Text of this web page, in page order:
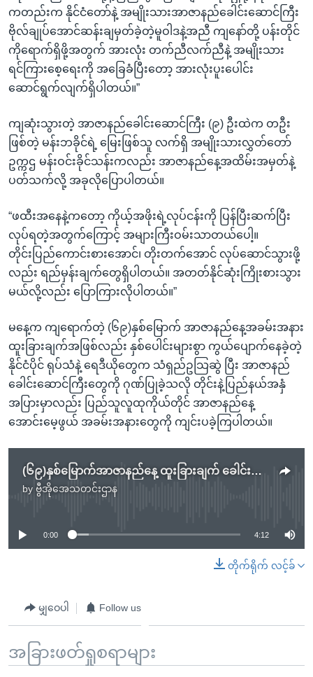
ကတည်းက နိုင်ငံတော်နဲ့ အမျိုးသားအာဇာနည်ခေါင်းဆောင်ကြီး
ဗိုလ်ချုပ်အောင်ဆန်းချမှတ်ခဲ့တဲ့မူဝါဒနဲ့အညီ ကျနော်တို့ ပန်းတိုင်
ကိုရောက်ရှိဖို့အတွက် အားလုံး တက်ညီလက်ညီနဲ့ အမျိုးသား
ရင်ကြားစေ့ရေးကို အခြေခံပြီးတော့ အားလုံးပူးပေါင်း
ဆောင်ရွက်လျက်ရှိပါတယ်။”
ကျဆုံးသွားတဲ့ အာဇာနည်ခေါင်းဆောင်ကြီး (၉) ဦးထဲက တဦး
ဖြစ်တဲ့ မန်းဘခိုင်ရဲ့ မြေးဖြစ်သူ လက်ရှိ အမျိုးသားလွှတ်တော်
ဥက္ကဌ မန်းဝင်းခိုင်သန်းကလည်း အာဇာနည်နေ့အထိမ်းအမှတ်နဲ့
ပတ်သက်လို့ အခုလိုပြောပါတယ်။
“ဖထီးအနေနဲ့ကတော့ ကိုယ့်အဖိုးရဲ့လုပ်ငန်းကို ပြန်ပြီးဆက်ပြီး
လုပ်ရတဲ့အတွက်ကြောင့် အများကြီးဝမ်းသာတယ်ပေါ့။
တိုင်းပြည်ကောင်းစားအောင်၊ တိုးတက်အောင် လုပ်ဆောင်သွားဖို့
လည်း ရည်မှန်းချက်တွေရှိပါတယ်။ အတတ်နိုင်ဆုံးကြိုးစားသွား
မယ်လို့လည်း ပြောကြားလိုပါတယ်။”
မနေ့က ကျရောက်တဲ့ (၆၉)နှစ်မြောက် အာဇာနည်နေ့အခမ်းအနား
ထူးခြားချက်အဖြစ်လည်း နှစ်ပေါင်းများစွာ ကွယ်ပျောက်နေခဲ့တဲ့
နိုင်ငံပိုင် ရုပ်သံနဲ့ ရေဒီယိုတွေက သံရှည်ဥသြဆွဲ ပြီး အာဇာနည်
ခေါင်းဆောင်ကြီးတွေကို ဂုဏ်ပြုခဲ့သလို တိုင်းနဲ့ပြည်နယ်အနှံ
အပြားမှာလည်း ပြည်သူလူထုကိုယ်တိုင် အာဇာနည်နေ့
အောင်းမေ့ဖွယ် အခမ်းအနားတွေကို ကျင်းပခဲ့ကြပါတယ်။
(၆၉)နှစ်မြောက်အာဇာနည်နေ့ ထူးခြားချက် ခေါင်းဆောင်တချို့အမြင်
by ဗွီအိုအေသတင်းဌာန
No media source currently available
0:00 4:12
တိုက်ရိုက် လင့်ခ်
မျှဝေပါ Follow us
အခြားဖတ်ရှုစရာများ